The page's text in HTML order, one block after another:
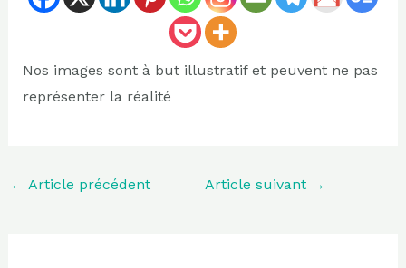
Nos images sont à but illustratif et peuvent ne pas
représenter la réalité
← Article précédent Article suivant →